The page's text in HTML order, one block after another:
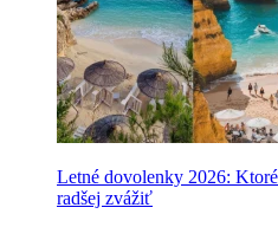
Letné dovolenky 2026:
radšej zvážiť